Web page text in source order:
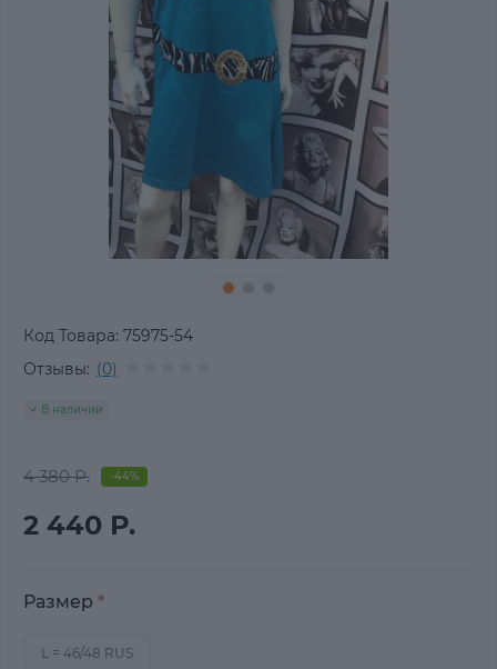
Код Товара: 75975-54
Отзывы: (0)
В наличии
4 380 Р. -44%
2 440 Р.
Размер *
L = 46/48 RUS